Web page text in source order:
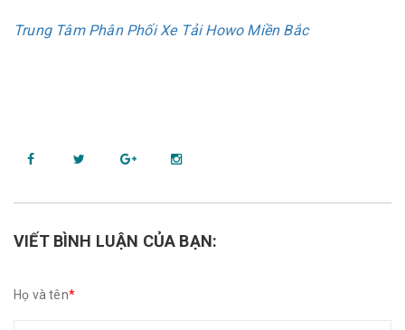
Trung Tâm Phân Phối Xe Tải Howo Miền Bắc
VIẾT BÌNH LUẬN CỦA BẠN:
Họ và tên*